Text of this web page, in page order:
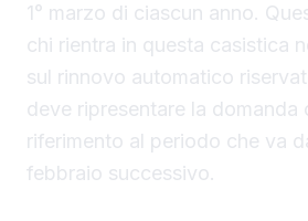
1° marzo di ciascun anno.
chi rientra in questa casistica
sul rinnovo automatico
deve ripresentare la domanda
riferimento al periodo che va
febbraio successivo.